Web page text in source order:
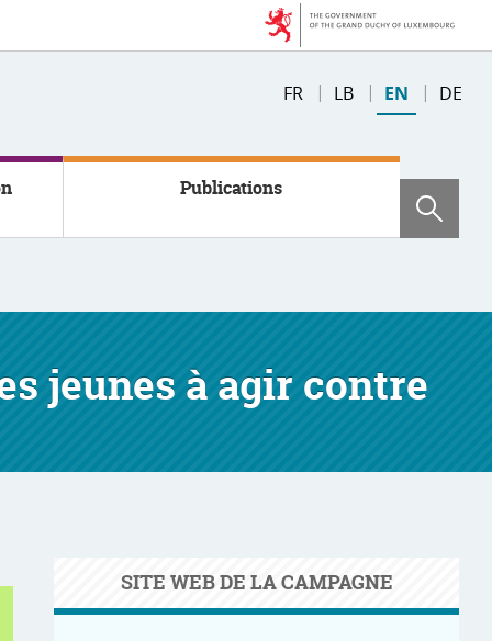
Changer
FR LB EN DE
Publications
jeunes à agir contre
SITE WEB DE LA CAMPAGNE